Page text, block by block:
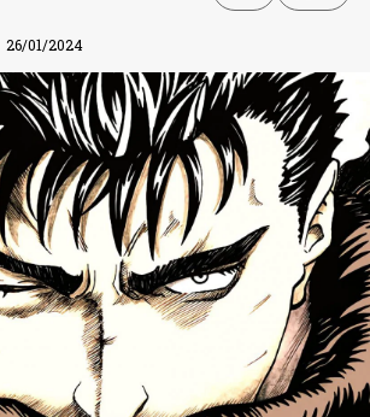
26/01/2024